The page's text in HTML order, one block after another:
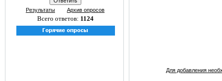
Результаты Архив опросов
Всего ответов: 1124
Для добавления